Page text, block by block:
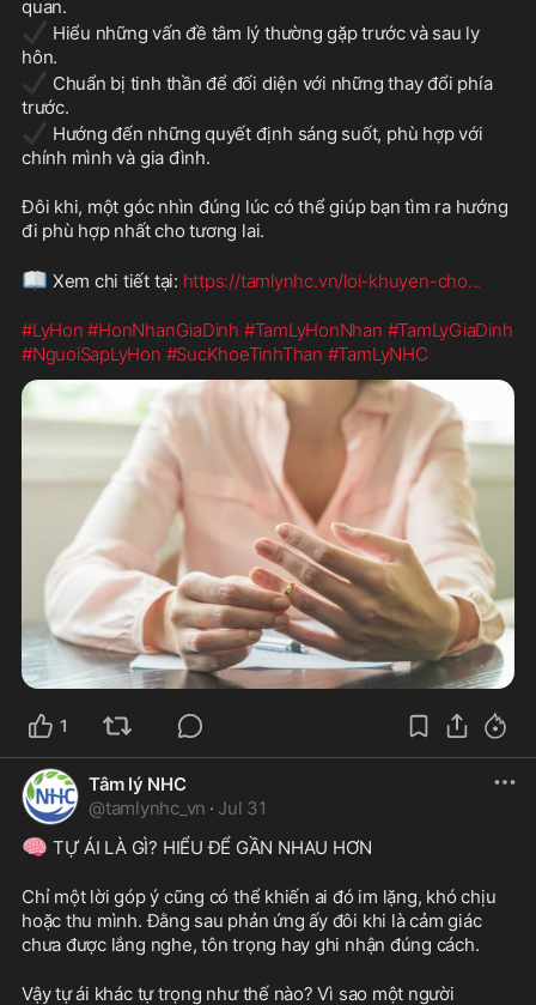
quan.
✔️ Hiểu những vấn đề tâm lý thường gặp trước và sau ly
hôn.
✔️ Chuẩn bị tinh thần để đối diện với những thay đổi phía
trước.
✔️ Hướng đến những quyết định sáng suốt, phù hợp với
chính mình và gia đình.
Đôi khi, một góc nhìn đúng lúc có thể giúp bạn tìm ra hướng
đi phù hợp nhất cho tương lai.
📖 Xem chi tiết tại: https://tamlynhc.vn/loi-khuyen-cho...
#LyHon #HonNhanGiaDinh #TamLyHonNhan #TamLyGiaDinh
#NguoiSapLyHon #SucKhoeTinhThan #TamLyNHC
1
Tâm lý NHC
@tamlynhc_vn · Jul 31
🧠 TỰ ÁI LÀ GÌ? HIỂU ĐỂ GẦN NHAU HƠN
Chỉ một lời góp ý cũng có thể khiến ai đó im lặng, khó chịu
hoặc thu mình. Đằng sau phản ứng ấy đôi khi là cảm giác
chưa được lắng nghe, tôn trọng hay ghi nhận đúng cách.
Vậy tự ái khác tự trọng như thế nào? Vì sao một người